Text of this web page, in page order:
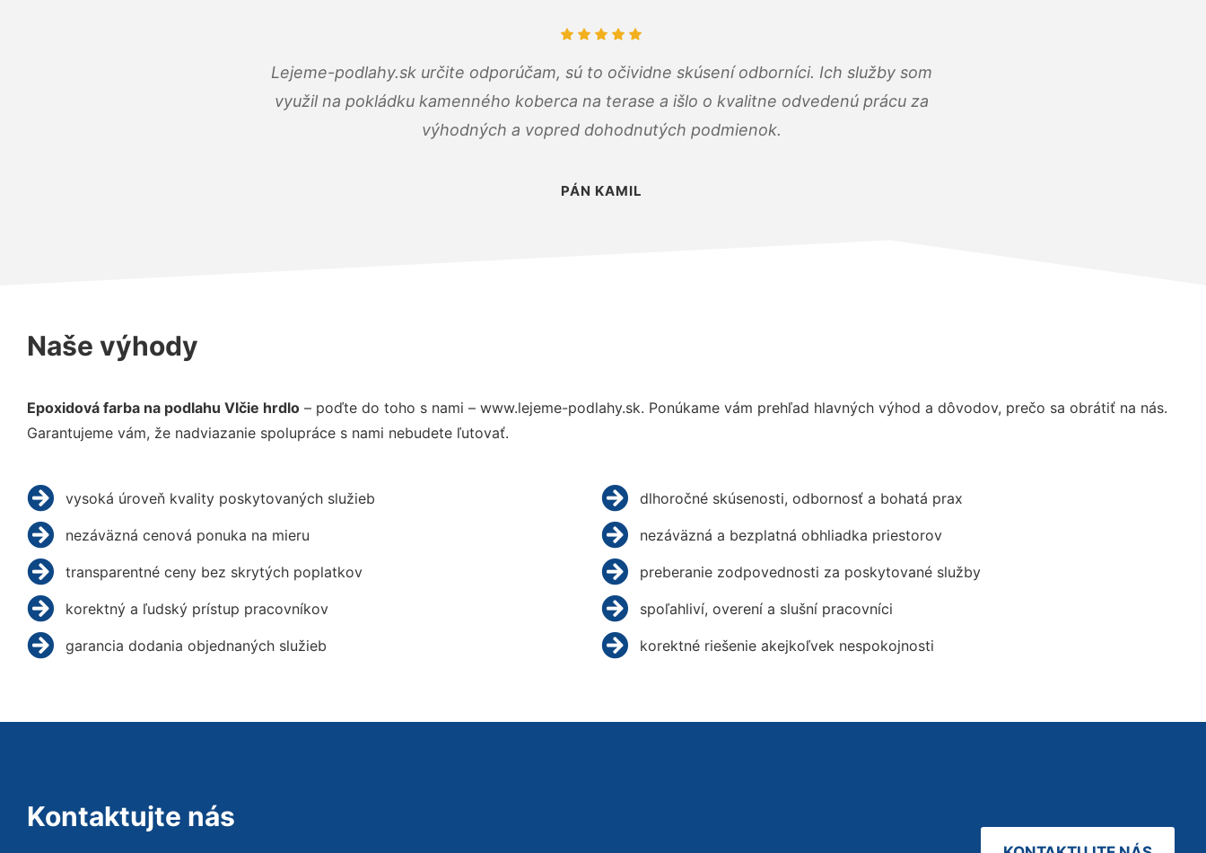
Lejeme-podlahy.sk určite odporúčam, sú to očividne skúsení odborníci. Ich služby som
využil na pokládku kamenného koberca na terase a išlo o kvalitne odvedenú prácu za
výhodných a vopred dohodnutých podmienok.
PÁN KAMIL
Naše výhody
Epoxidová farba na podlahu Vlčie hrdlo – poďte do toho s nami – www.lejeme-podlahy.sk. Ponúkame vám prehľad hlavných výhod a dôvodov, prečo sa obrátiť na nás.
Garantujeme vám, že nadviazanie spolupráce s nami nebudete ľutovať.
vysoká úroveň kvality poskytovaných služieb
nezáväzná cenová ponuka na mieru
transparentné ceny bez skrytých poplatkov
korektný a ľudský prístup pracovníkov
garancia dodania objednaných služieb
dlhoročné skúsenosti, odbornosť a bohatá prax
nezáväzná a bezplatná obhliadka priestorov
preberanie zodpovednosti za poskytované služby
spoľahliví, overení a slušní pracovníci
korektné riešenie akejkoľvek nespokojnosti
Kontaktujte nás